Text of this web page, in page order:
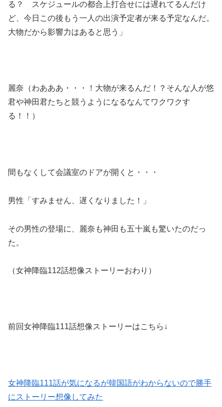
る？ スケジュールの都合上打合せには遅れてるんだけ
ど、今日この後もう一人の出演予定者が来る予定なんだ。
大物だから影響力はあると思う」
麗奈（わあああ・・・！大物が来るんだ！？そんな人が悠
君や神田君たちと競うようになるなんてワクワクす
る！！）
間もなくして会議室のドアが開くと・・・
男性「すみません、遅くなりました！」
その男性の登場に、麗奈も神田も五十嵐も驚いたのだっ
た。
（女神降臨112話想像ストーリーおわり）
前回女神降臨111話想像ストーリーはこちら↓
女神降臨111話が気になるが韓国語がわからないので勝手
にストーリー想像してみた